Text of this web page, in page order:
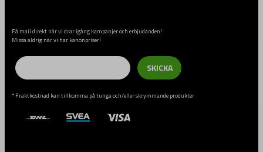
Få mail direkt när vi drar igång kampanjer och erbjudanden!
Missa aldrig när vi har kanonpriser!
Email
SKICKA
* Fraktkostnad kan tillkomma på tunga och/eller skrymmande produkter